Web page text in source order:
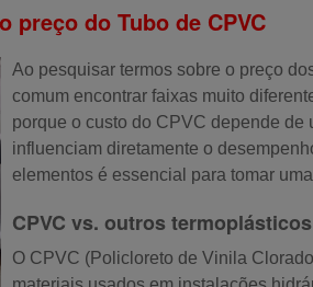
preço do Tubo de CPVC
Ao pesquisar termos sobre o preço
comum encontrar faixas muito
porque o custo do CPVC depende de
influenciam diretamente o
elementos é essencial para tomar
CPVC vs. outros termoplásticos
O CPVC (Policloreto de Vinila